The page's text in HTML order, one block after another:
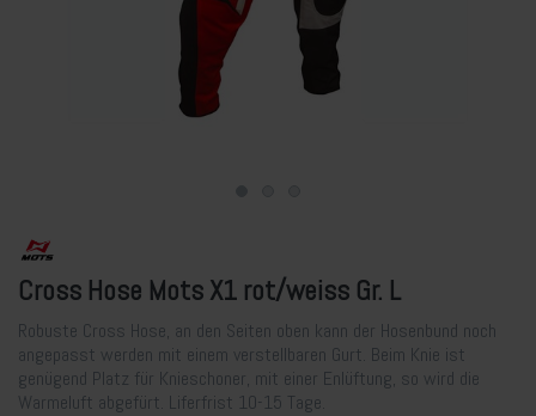
Cross Hose Mots X1 rot/weiss Gr. L
Robuste Cross Hose, an den Seiten oben kann der Hosenbund noch
angepasst werden mit einem verstellbaren Gurt. Beim Knie ist
genügend Platz für Knieschoner, mit einer Enlüftung, so wird die
Warmeluft abgefürt. Liferfrist 10-15 Tage.